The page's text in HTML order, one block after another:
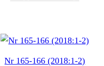
Nr 165-166 (2018:1-2)